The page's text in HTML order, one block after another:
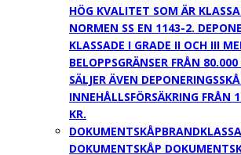
HÖG KVALITET SOM ÄR
NORMEN SS EN 1143-2.
KLASSADE I GRADE II OCH III
BELOPPSGRÄNSER FRÅN
SÄLJER ÄVEN
INNEHÅLLSFÖRSÄKRING FRÅN
KR.
DOKUMENTSKÅP
DOKUMENTSKÅP